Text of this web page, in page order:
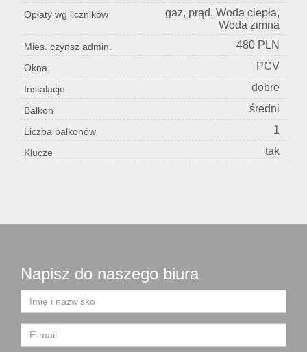
Opłaty wg liczników
gaz, prąd, Woda ciepła,
Woda zimna
Mies. czynsz admin. 480 PLN
Okna PCV
Instalacje dobre
Balkon średni
Liczba balkonów 1
Klucze tak
Napisz do naszego biura